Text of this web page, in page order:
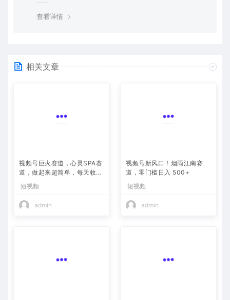
查看详情
相关文章
视频号巨火赛道，心灵SPA赛
道，做起来超简单，每天收益
800+
短视频
admin
视频号新风口！烟雨江南赛
道，零门槛日入 500+
短视频
admin